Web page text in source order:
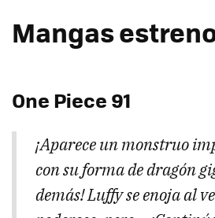
Mangas
One Piece 91
¡Aparece un monstruo
con su forma de dragón
demás! Luffy se enoja al